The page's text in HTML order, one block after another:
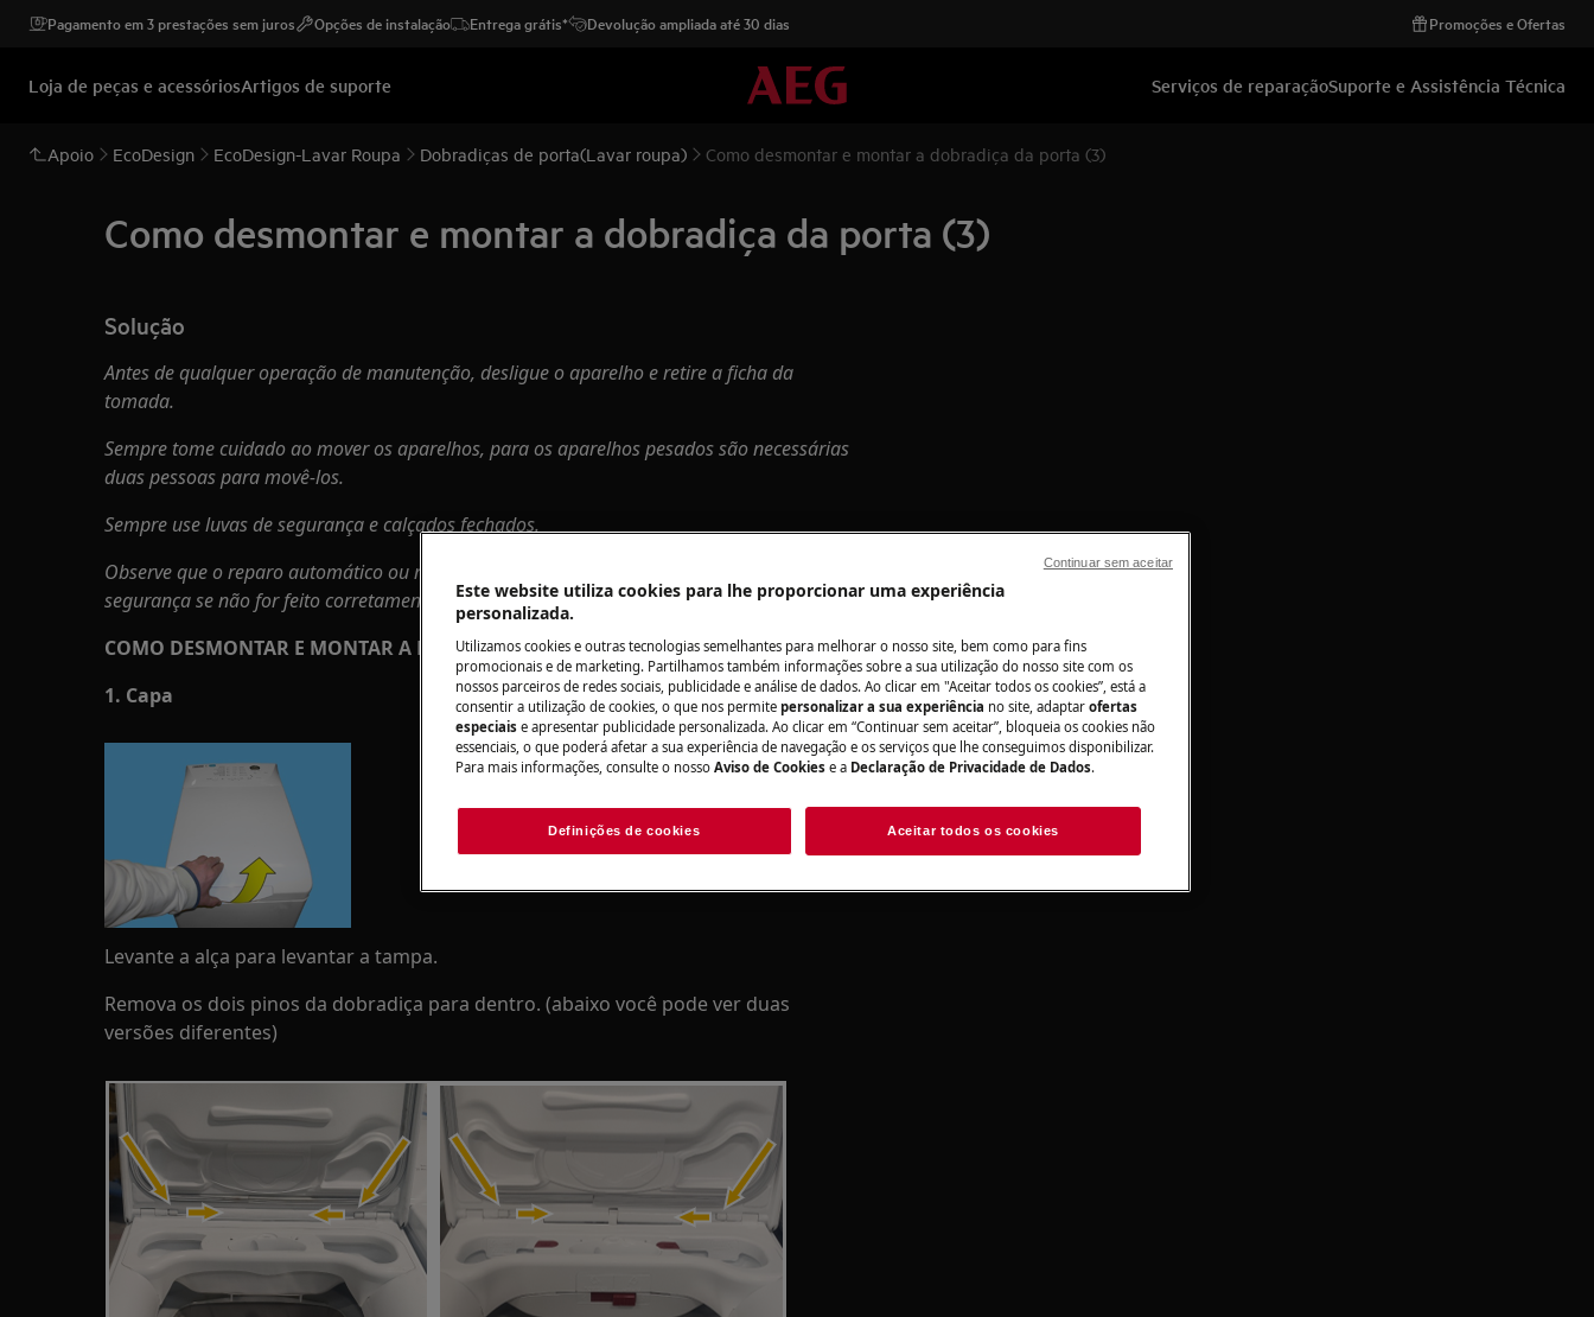
Pagamento em 3 prestações sem juros Opções de instalação Entrega grátis* Devolução ampliada até 30 dias Promoções e Ofertas
Loja de peças e acessóriosArtigos de suporte Serviços de reparaçãoSuporte e Assistência Técnica
Apoio EcoDesign EcoDesign-Lavar Roupa Dobradiças de porta(Lavar roupa) Como desmontar e montar a dobradiça da porta (3)
Como desmontar e montar a dobradiça da porta (3)
Solução
Antes de qualquer operação de manutenção, desligue o aparelho e retire a ficha da
tomada.
Sempre tome cuidado ao mover os aparelhos, para os aparelhos pesados são necessárias
duas pessoas para movê-los.
Sempre use luvas de segurança e calçados fechados.
Observe que o reparo automático ou não profissional pode ter consequências de
segurança se não for feito corretamente
COMO DESMONTAR E MONTAR A DOBRADIÇA DA PORTA
1. Capa
Levante a alça para levantar a tampa.
Remova os dois pinos da dobradiça para dentro. (abaixo você pode ver duas
versões diferentes)
Este website utiliza cookies para lhe proporcionar uma experiência
personalizada.
Utilizamos cookies e outras tecnologias semelhantes para melhorar o nosso site, bem como para fins
promocionais e de marketing. Partilhamos também informações sobre a sua utilização do nosso site com os
nossos parceiros de redes sociais, publicidade e análise de dados. Ao clicar em "Aceitar todos os cookies”, está a
consentir a utilização de cookies, o que nos permite personalizar a sua experiência no site, adaptar ofertas
especiais e apresentar publicidade personalizada. Ao clicar em “Continuar sem aceitar”, bloqueia os cookies não
essenciais, o que poderá afetar a sua experiência de navegação e os serviços que lhe conseguimos disponibilizar.
Para mais informações, consulte o nosso Aviso de Cookies e a Declaração de Privacidade de Dados.
Definições de cookies Aceitar todos os cookies
Continuar sem aceitar